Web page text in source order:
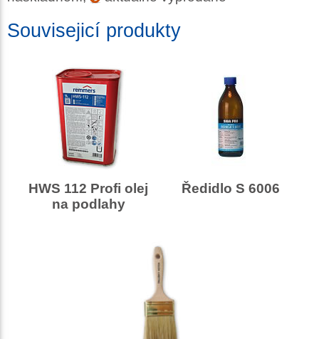
Souvisejicí produkty
HWS 112 Profi olej
na podlahy
Ředidlo S 6006